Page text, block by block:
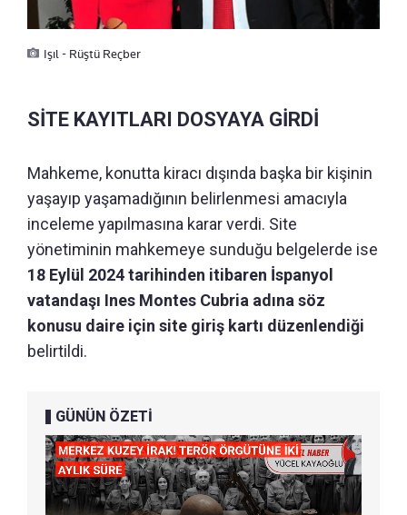
Işıl - Rüştü Reçber
SİTE KAYITLARI DOSYAYA GİRDİ
Mahkeme, konutta kiracı dışında başka bir kişinin
yaşayıp yaşamadığının belirlenmesi amacıyla
inceleme yapılmasına karar verdi. Site
yönetiminin mahkemeye sunduğu belgelerde ise
18 Eylül 2024 tarihinden itibaren İspanyol
vatandaşı Ines Montes Cubria adına söz
konusu daire için site giriş kartı düzenlendiği
belirtildi.
GÜNÜN ÖZETİ